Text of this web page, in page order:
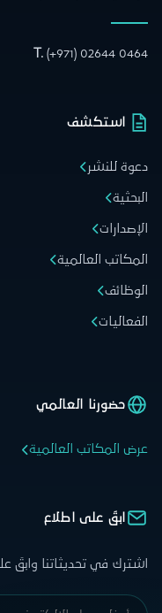
T. (+971) 02644 0464
استكشف
دعوة للنشر
البحثية
الإصدارات
المكاتب العالمية
الوظائف
الفعاليات
حضورنا العالمي
عرض المكاتب العالمية
ابقَ على اطلاع
اشترك في تحديثاتنا وابقَ